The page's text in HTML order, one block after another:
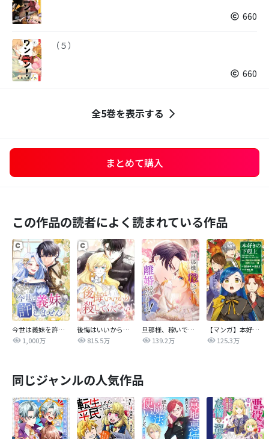
660
（５）
660
全5巻を表示する
まとめて購入
この作品の読者によく読まれている作品
今世は義妹を許しません
1,000万
後悔はいいから殺してください
815.5万
旦那様、稼いで離婚させていただきます！
139.2万
【マンガ】本好きの下剋上 第四部
125.3万
同じジャンルの人気作品